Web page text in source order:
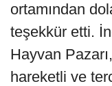
ortamından
teşekkür etti.
Hayvan
hareketli ve